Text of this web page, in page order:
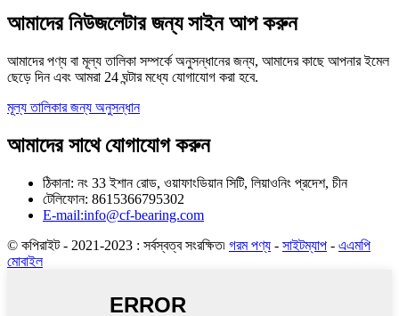
আমাদের নিউজলেটার জন্য সাইন আপ করুন
আমাদের পণ্য বা মূল্য তালিকা সম্পর্কে অনুসন্ধানের জন্য, আমাদের কাছে আপনার ইমেল
ছেড়ে দিন এবং আমরা 24 ঘন্টার মধ্যে যোগাযোগ করা হবে.
মূল্য তালিকার জন্য অনুসন্ধান
আমাদের সাথে যোগাযোগ করুন
ঠিকানা: নং 33 ইশান রোড, ওয়াফাংডিয়ান সিটি, লিয়াওনিং প্রদেশ, চীন
টেলিফোন: 8615366795302
E-mail:info@cf-bearing.com
© কপিরাইট - 2021-2023 : সর্বস্বত্ব সংরক্ষিত৷ গরম পণ্য - সাইটম্যাপ - এএমপি
মোবাইল